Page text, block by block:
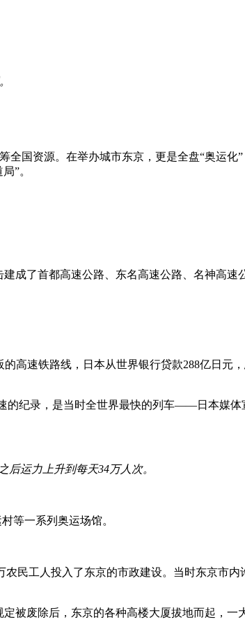
全国资源。在举办城市东京，更是全盘“奥运化
”。
成了首都高速公路、东名高速公路、名神高速
高速铁路线，日本从世界银行贷款288亿日元
的纪录，是当时全世界最快的列车——日本媒体
运力上升到每天34万人次。
等一系列奥运场馆。
民工人投入了东京的市政建设。当时东京市内
被废除后，东京的各种高楼大厦拔地而起，一